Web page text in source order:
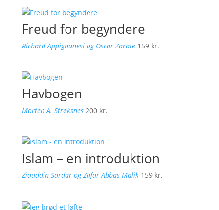
Freud for begyndere
Richard Appignanesi og Oscar Zarate 159 kr.
Havbogen
Morten A. Strøksnes 200 kr.
Islam – en introduktion
Ziauddin Sardar og Zafar Abbas Malik 159 kr.